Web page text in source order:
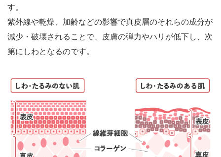
す。
紫外線や乾燥、加齢などの影響で真皮層のそれらの成分が
減少・破壊されることで、皮膚の弾力やハリが低下し、次
第にしわとなるのです。